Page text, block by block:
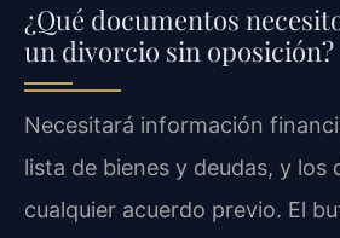
¿Qué documentos
un divorcio sin oposición?
Necesitará información
lista de bienes y deudas, y los
cualquier acuerdo previo. El